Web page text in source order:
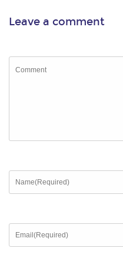
Leave a comment